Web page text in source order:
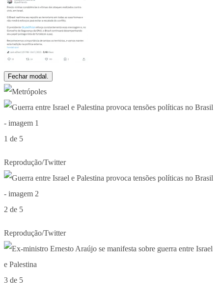
Fechar modal.
1 de 5
Reprodução/Twitter
2 de 5
Reprodução/Twitter
3 de 5